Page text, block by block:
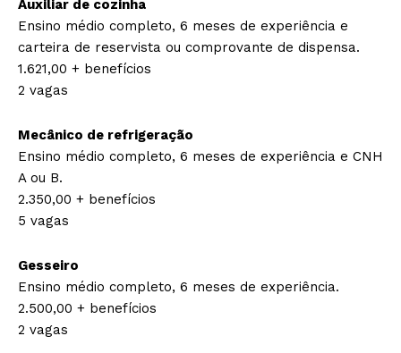
Auxiliar de cozinha
Ensino médio completo, 6 meses de experiência e
carteira de reservista ou comprovante de dispensa.
1.621,00 + benefícios
2 vagas
Mecânico de refrigeração
Ensino médio completo, 6 meses de experiência e CNH
A ou B.
2.350,00 + benefícios
5 vagas
Gesseiro
Ensino médio completo, 6 meses de experiência.
2.500,00 + benefícios
2 vagas